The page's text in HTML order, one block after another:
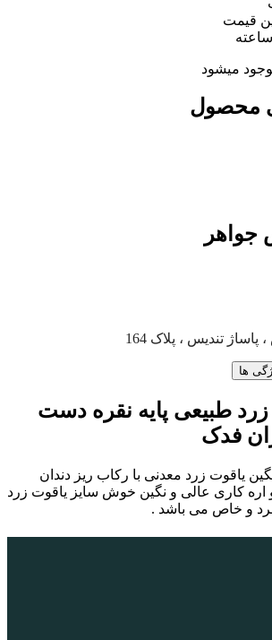
قیمت
میشود
محصول
جواهر
تندیس ، پلاک 164
ها
زرد طبیعی پایه نقره دست
فدک
یاقوت زرد معدنی با رکاب ریز دندان
اره کاری عالی و نگین خوش سایز یاقوت زرد
و خاص می باشد .